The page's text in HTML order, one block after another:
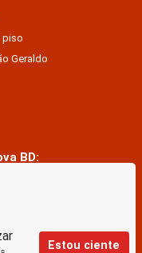
Estou ciente
piso
Geraldo
BD: